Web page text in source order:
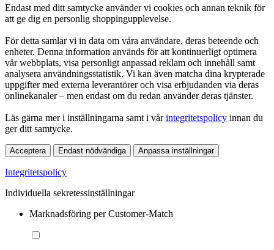
Endast med ditt samtycke använder vi cookies och annan teknik för
att ge dig en personlig shoppingupplevelse.
För detta samlar vi in data om våra användare, deras beteende och
enheter. Denna information används för att kontinuerligt optimera
vår webbplats, visa personligt anpassad reklam och innehåll samt
analysera användningsstatistik. Vi kan även matcha dina krypterade
uppgifter med externa leverantörer och visa erbjudanden via deras
onlinekanaler – men endast om du redan använder deras tjänster.
Läs gärna mer i inställningarna samt i vårintegritetspolicy innan du
ger ditt samtycke.
Acceptera Endast nödvändiga Anpassa inställningar
Integritetspolicy
Individuella sekretessinställningar
Marknadsföring per Customer-Match